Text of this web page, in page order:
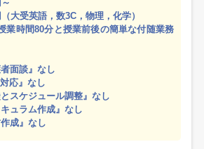
大受英語，数3C，物理，化学）
業時間80分と授業前後の簡単な付随業務
面談』なし
応』なし
とスケジュール調整』なし
キュラム作成』なし
成』なし